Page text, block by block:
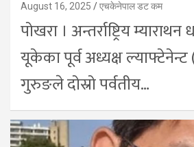
August 16, 2025 एचकेनेपाल डट कम
पोखरा । अन्तर्राष्ट्रिय
यूकेका पूर्व अध्यक्ष ल्याफ्टेनेन्ट
गुरुङले दोस्रो पर्वतीय…